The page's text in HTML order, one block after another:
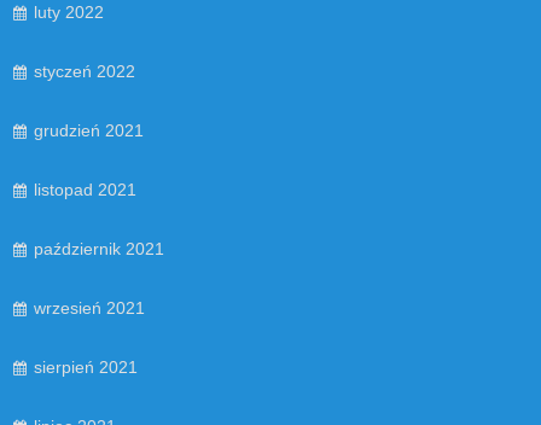
luty 2022
styczeń 2022
grudzień 2021
listopad 2021
październik 2021
wrzesień 2021
sierpień 2021